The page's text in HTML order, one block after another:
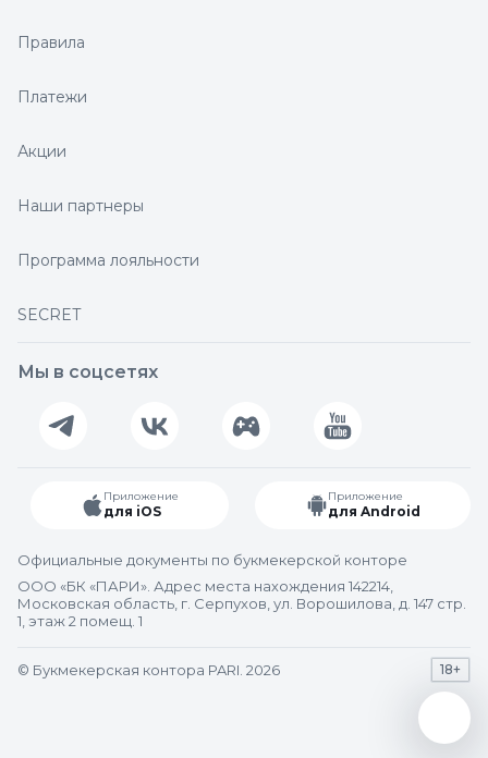
Правила
Платежи
Акции
Наши партнеры
Программа лояльности
SECRET
Мы в соцсетях
Приложение
для iOS
Приложение
для Android
Официальные документы по букмекерской конторе
ООО «БК «ПАРИ». Адрес места нахождения 142214,
Московская область, г. Серпухов, ул. Ворошилова, д. 147 стр.
1, этаж 2 помещ. 1
© Букмекерская контора PARI. 2026 18+